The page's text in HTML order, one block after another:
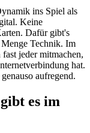
ins Spiel als
Keine
Dafür gibt's
Technik. Im
jeder mitmachen,
hat.
aufregend.
es im